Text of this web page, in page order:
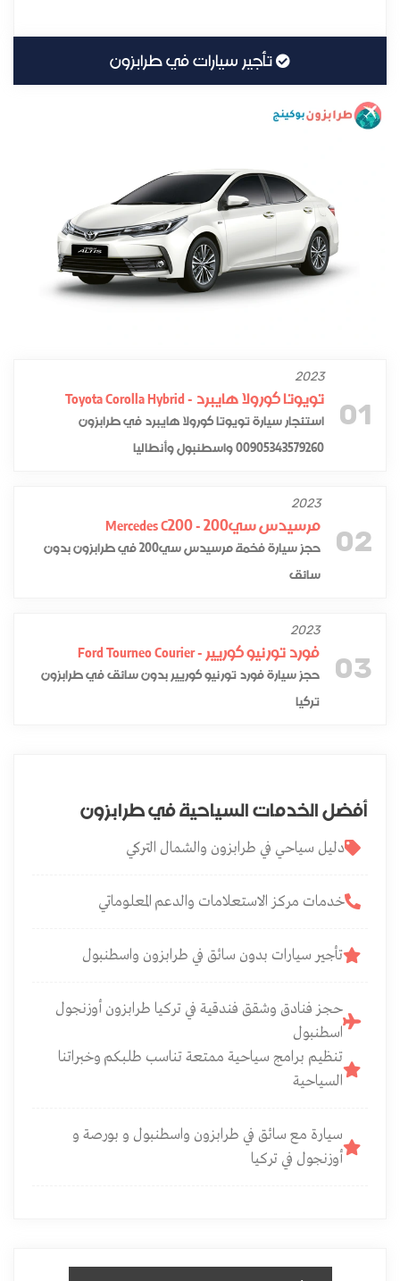
تأجير سيارات في طرابزون
01
2023
تويوتا كورولا هايبرد - Toyota Corolla Hybrid
استئجار سيارة تويوتا كورولا هايبرد في طرابزون
00905343579260 واسطنبول وأنطاليا
02
2023
مرسيدس سي200 - Mercedes C200
حجز سيارة فخمة مرسيدس سي200 في طرابزون بدون
سائق
03
2023
فورد تورنيو كوريير - Ford Tourneo Courier
حجز سيارة فورد تورنيو كوريير بدون سائق في طرابزون
تركيا
أفضل الخدمات السياحية في طرابزون
دليل سياحي في طرابزون والشمال التركي
خدمات مركز الاستعلامات والدعم المعلوماتي
تأجير سيارات بدون سائق في طرابزون واسطنبول
حجز فنادق وشقق فندقية في تركيا طرابزون أوزنجول
اسطنبول
تنظيم برامج سياحية ممتعة تناسب طلبكم وخبراتنا
السياحية
سيارة مع سائق في طرابزون واسطنبول و بورصة و
أوزنجول في تركيا